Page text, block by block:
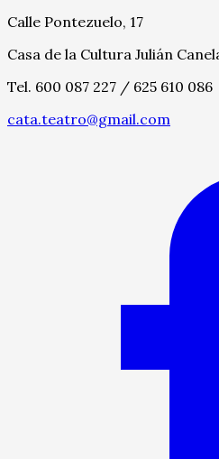
Calle Pontezuelo, 17
Casa de la Cultura Julián
Tel. 600 087 227 / 625 610 086
cata.teatro@gmail.com